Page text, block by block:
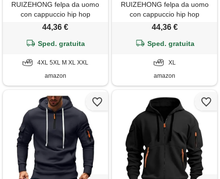
RUIZEHONG felpa da uomo
con cappuccio hip hop
techwear streetwear
maglia
44,36 €
Sped. gratuita
4XL 5XL M XL XXL
amazon
RUIZEHONG felpa da uomo
con cappuccio hip hop
techwear streetwear
maglia
44,36 €
Sped. gratuita
XL
amazon